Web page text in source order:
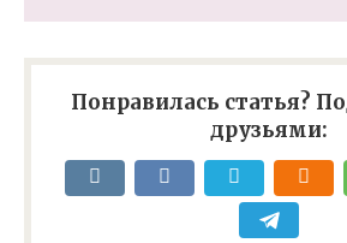
Понравилась статья?
друзьями: